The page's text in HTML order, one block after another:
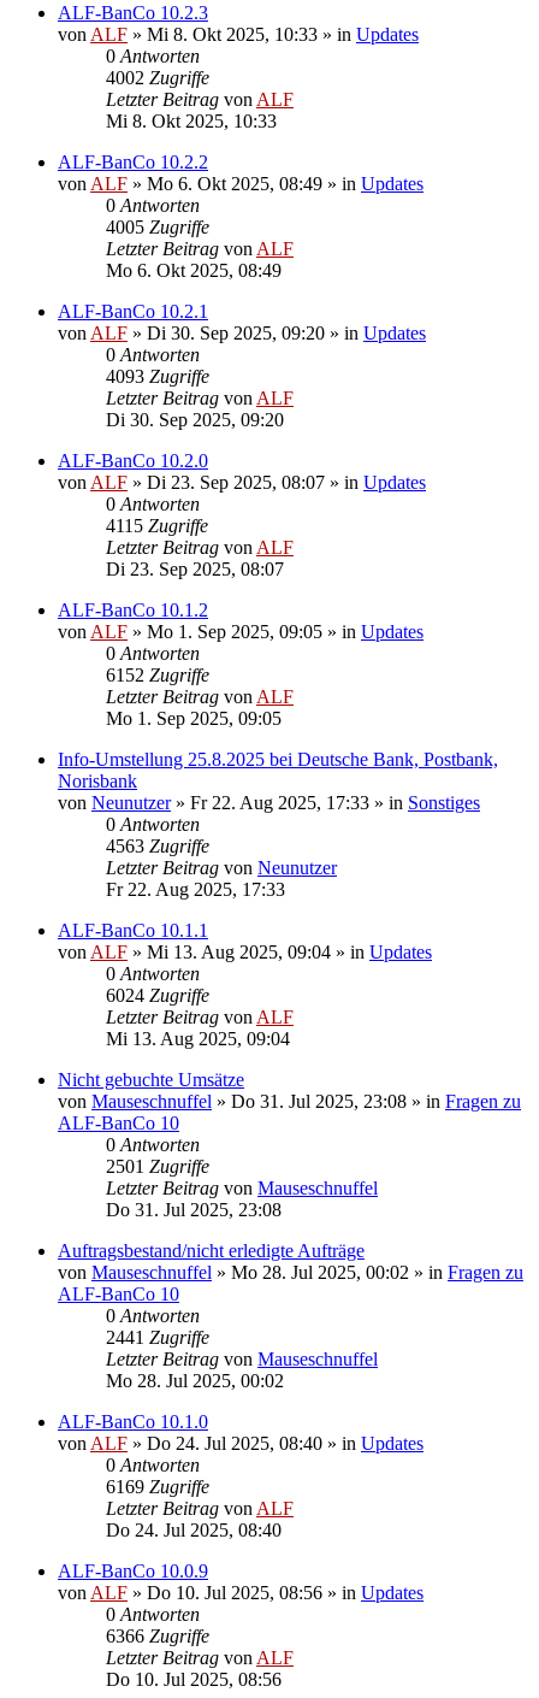
ALF-BanCo 10.2.3
von ALF » Mi 8. Okt 2025, 10:33 » in Updates
0 Antworten
4002 Zugriffe
Letzter Beitrag von ALF
Mi 8. Okt 2025, 10:33
ALF-BanCo 10.2.2
von ALF » Mo 6. Okt 2025, 08:49 » in Updates
0 Antworten
4005 Zugriffe
Letzter Beitrag von ALF
Mo 6. Okt 2025, 08:49
ALF-BanCo 10.2.1
von ALF » Di 30. Sep 2025, 09:20 » in Updates
0 Antworten
4093 Zugriffe
Letzter Beitrag von ALF
Di 30. Sep 2025, 09:20
ALF-BanCo 10.2.0
von ALF » Di 23. Sep 2025, 08:07 » in Updates
0 Antworten
4115 Zugriffe
Letzter Beitrag von ALF
Di 23. Sep 2025, 08:07
ALF-BanCo 10.1.2
von ALF » Mo 1. Sep 2025, 09:05 » in Updates
0 Antworten
6152 Zugriffe
Letzter Beitrag von ALF
Mo 1. Sep 2025, 09:05
Info-Umstellung 25.8.2025 bei Deutsche Bank, Postbank,
Norisbank
von Neunutzer» Fr 22. Aug 2025, 17:33 » in Sonstiges
0 Antworten
4563 Zugriffe
Letzter Beitrag von Neunutzer
Fr 22. Aug 2025, 17:33
ALF-BanCo 10.1.1
von ALF » Mi 13. Aug 2025, 09:04 » in Updates
0 Antworten
6024 Zugriffe
Letzter Beitrag von ALF
Mi 13. Aug 2025, 09:04
Nicht gebuchte Umsätze
von Mauseschnuffel » Do 31. Jul 2025, 23:08 » in Fragen zu
ALF-BanCo 10
0 Antworten
2501 Zugriffe
Letzter Beitrag von Mauseschnuffel
Do 31. Jul 2025, 23:08
Auftragsbestand/nicht erledigte Aufträge
von Mauseschnuffel » Mo 28. Jul 2025, 00:02 » in Fragen zu
ALF-BanCo 10
0 Antworten
2441 Zugriffe
Letzter Beitrag von Mauseschnuffel
Mo 28. Jul 2025, 00:02
ALF-BanCo 10.1.0
von ALF » Do 24. Jul 2025, 08:40 » in Updates
0 Antworten
6169 Zugriffe
Letzter Beitrag von ALF
Do 24. Jul 2025, 08:40
ALF-BanCo 10.0.9
von ALF » Do 10. Jul 2025, 08:56 » in Updates
0 Antworten
6366 Zugriffe
Letzter Beitrag von ALF
Do 10. Jul 2025, 08:56